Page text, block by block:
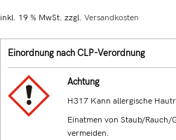
inkl. 19 % MwSt. zzgl. Versandkosten
Einordnung nach CLP-Verordnung
Achtung
H317 Kann allergische
Einatmen von Staub/
vermeiden.